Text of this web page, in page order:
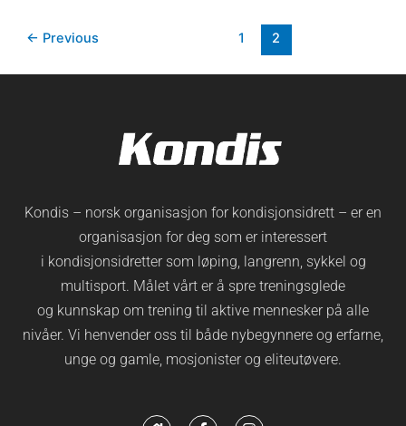
← Previous 1 2
Kondis – norsk organisasjon for kondisjonsidrett – er en
organisasjon for deg som er interessert
i kondisjonsidretter som løping, langrenn, sykkel og
multisport. Målet vårt er å spre treningsglede
og kunnskap om trening til aktive mennesker på alle
nivåer. Vi henvender oss til både nybegynnere og erfarne,
unge og gamle, mosjonister og eliteutøvere.
H
F
I